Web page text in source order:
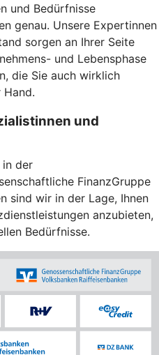
und Bedürfnisse
genau. Unsere Expertinnen
sorgen an Ihrer Seite
und Lebensphase
die Sie auch wirklich
Hand.
und
in der
FinanzGruppe
sind wir in der Lage, Ihnen
anzubieten,
Bedürfnisse.